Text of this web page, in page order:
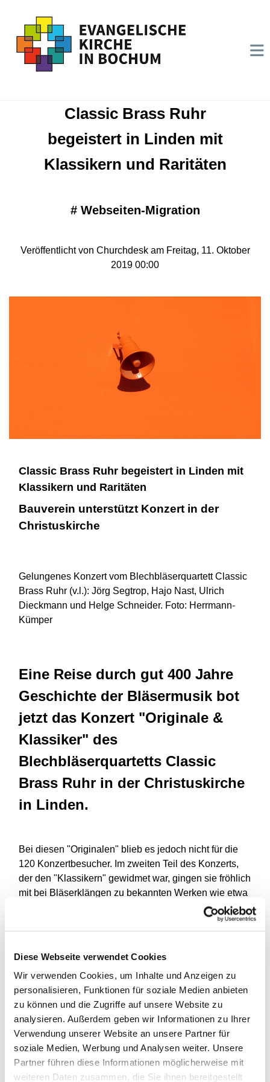
Diese Webseite verwendet Cookies
Wir verwenden Cookies, um Inhalte und Anzeigen zu
personalisieren, Funktionen für soziale Medien anbieten
zu können und die Zugriffe auf unsere Website zu
analysieren. Außerdem geben wir Informationen zu Ihrer
Verwendung unserer Website an unsere Partner für
soziale Medien, Werbung und Analysen weiter. Unsere
Partner führen diese Informationen möglicherweise mit
weiteren Daten zusammen, die Sie ihnen bereitgestellt
Classic Brass Ruhr
begeistert in Linden mit
Klassikern und Raritäten
# Webseiten-Migration
Veröffentlicht von Churchdesk am Freitag, 11. Oktober
2019 00:00
Classic Brass Ruhr begeistert in Linden mit
Klassikern und Raritäten
Bauverein unterstützt Konzert in der
Christuskirche
Gelungenes Konzert vom Blechbläserquartett Classic
Brass Ruhr (v.l.): Jörg Segtrop, Hajo Nast, Ulrich
Dieckmann und Helge Schneider. Foto: Herrmann-
Kümper
Eine Reise durch gut 400 Jahre
Geschichte der Bläsermusik bot
jetzt das Konzert "Originale &
Klassiker" des
Blechbläserquartetts Classic
Brass Ruhr in der Christuskirche
in Linden.
Bei diesen "Originalen" blieb es jedoch nicht für die
120 Konzertbesucher. Im zweiten Teil des Konzerts,
der den "Klassikern" gewidmet war, gingen sie fröhlich
mit bei Bläserklängen zu bekannten Werken wie etwa
die "Suite" aus der Wassermusik von Händel, dem
"Triumphmarsch" aus der Oper Aida sowie dem
Die vier Musiker mit Kirchenmusikdirektor Ulrich
Dieckmann (Posaune), Hajo Nast (Posaune) sowie
Jörg Segtrop und Helge Schneider (beide Trompete)
präsentierten sich somit facettenreich. "Trompeten
sind nicht nur der laute und kraftvolle Teil in einem
Orchester, sie bieten sich auch für die Musik im
Ensemble an", erklärte Jörg Segtrop in seiner